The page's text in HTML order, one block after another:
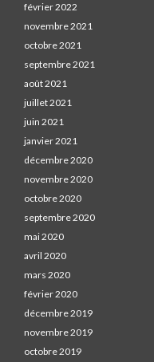
février 2022
novembre 2021
octobre 2021
septembre 2021
août 2021
juillet 2021
juin 2021
janvier 2021
décembre 2020
novembre 2020
octobre 2020
septembre 2020
mai 2020
avril 2020
mars 2020
février 2020
décembre 2019
novembre 2019
octobre 2019